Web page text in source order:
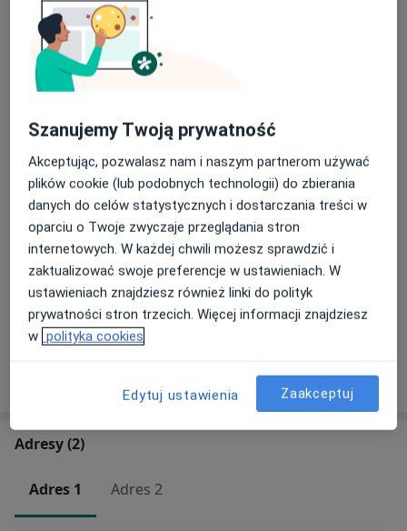
Konsultacja ortopedyczna + USG
300 zł Szczegóły
Blokady przeciwbólowe
200 zł Szczegóły
Iniekcje dostawowe
200 zł Szczegóły Umów wizytę
Kwas hialuronowy
1 000 zł Szczegóły Umów wizytę
+ 7 usług
W jaki sposób ustalane są ceny?
Adresy (2)
Adres 1 Adres 2
Szanujemy Twoją prywatność
Akceptując, pozwalasz nam i naszym partnerom używać
plików cookie (lub podobnych technologii) do zbierania
danych do celów statystycznych i dostarczania treści w
oparciu o Twoje zwyczaje przeglądania stron
internetowych. W każdej chwili możesz sprawdzić i
zaktualizować swoje preferencje w ustawieniach. W
ustawieniach znajdziesz również linki do polityk
prywatności stron trzecich. Więcej informacji znajdziesz
w polityka cookies
Edytuj ustawienia Zaakceptuj